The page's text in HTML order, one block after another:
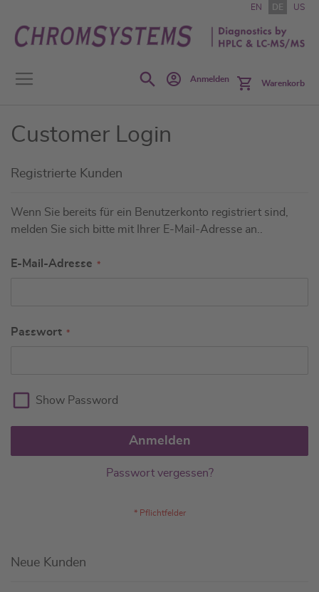
Inhalt
springen
EN DE US
SearchAnmelden Warenkorb
Customer Login
Registrierte Kunden
Wenn Sie bereits für ein Benutzerkonto registriert sind,
melden Sie sich bitte mit Ihrer E-Mail-Adresse an..
E-Mail-Adresse
Passwort
Show Password
Anmelden
Passwort vergessen?
Neue Kunden